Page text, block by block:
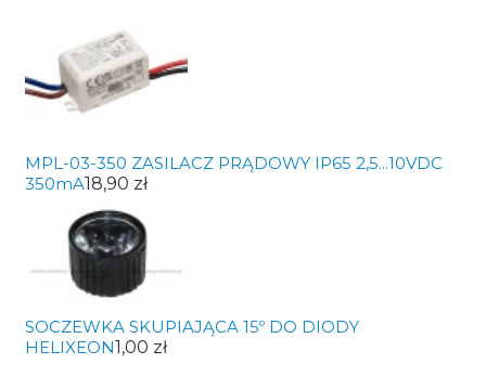
MPL-03-350 ZASILACZ PRĄDOWY IP65 2,5...10VDC
350mA18,90 zł
SOCZEWKA SKUPIAJĄCA 15º DO DIODY
HELIXEON1,00 zł